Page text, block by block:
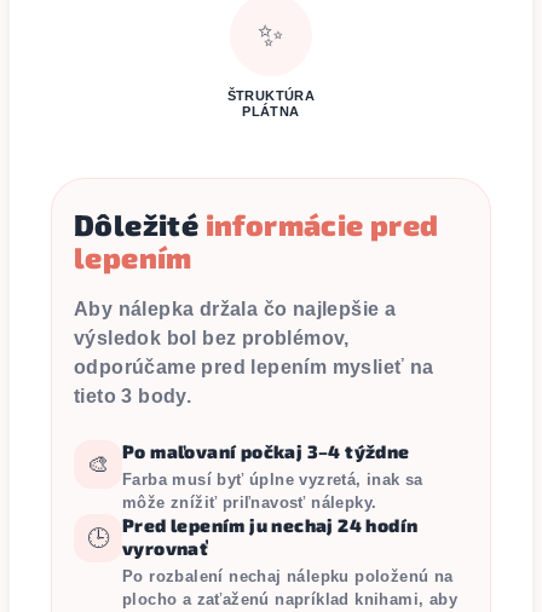
✨
ŠTRUKTÚRA
PLÁTNA
Dôležité informácie pred
lepením
Aby nálepka držala čo najlepšie a
výsledok bol bez problémov,
odporúčame pred lepením myslieť na
tieto 3 body.
🎨
Po maľovaní počkaj 3–4 týždne
Farba musí byť úplne vyzretá, inak sa
môže znížiť priľnavosť nálepky.
🕒
Pred lepením ju nechaj 24 hodín
vyrovnať
Po rozbalení nechaj nálepku položenú na
plocho a zaťaženú napríklad knihami, aby